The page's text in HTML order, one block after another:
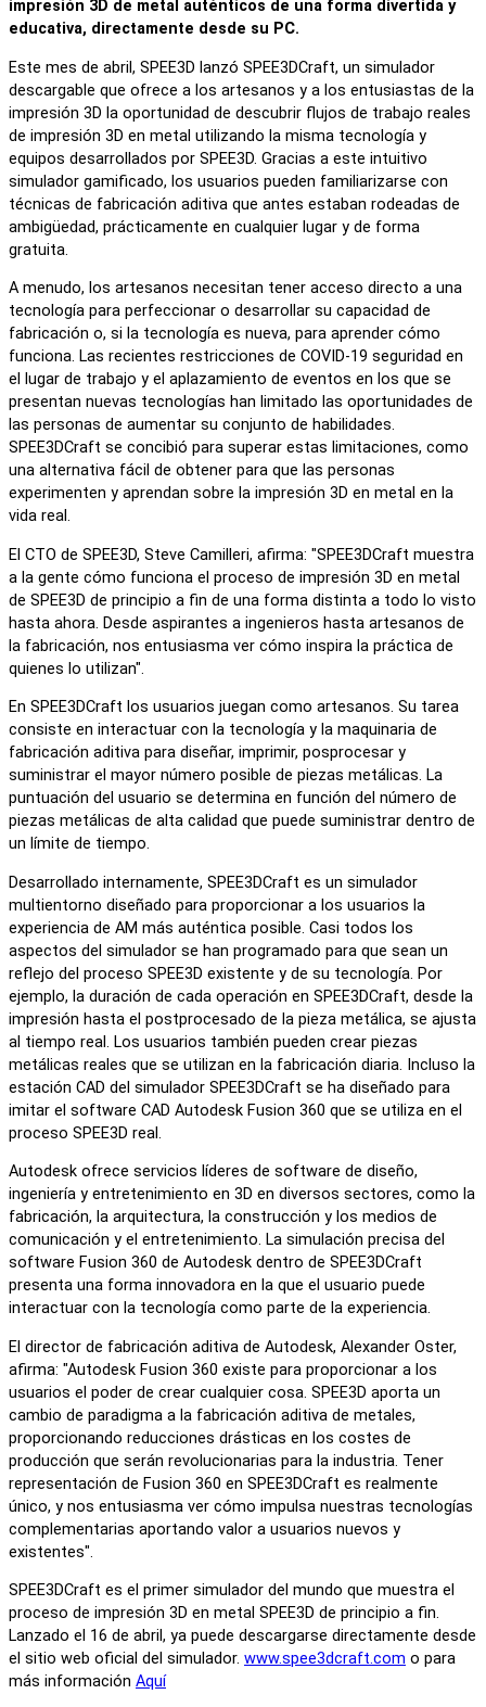
impresión 3D de metal auténticos de una forma divertida y
educativa, directamente desde su PC.
Este mes de abril, SPEE3D lanzó SPEE3DCraft, un simulador
descargable que ofrece a los artesanos y a los entusiastas de la
impresión 3D la oportunidad de descubrir flujos de trabajo reales
de impresión 3D en metal utilizando la misma tecnología y
equipos desarrollados por SPEE3D. Gracias a este intuitivo
simulador gamificado, los usuarios pueden familiarizarse con
técnicas de fabricación aditiva que antes estaban rodeadas de
ambigüedad, prácticamente en cualquier lugar y de forma
gratuita.
A menudo, los artesanos necesitan tener acceso directo a una
tecnología para perfeccionar o desarrollar su capacidad de
fabricación o, si la tecnología es nueva, para aprender cómo
funciona. Las recientes restricciones de COVID-19 seguridad en
el lugar de trabajo y el aplazamiento de eventos en los que se
presentan nuevas tecnologías han limitado las oportunidades de
las personas de aumentar su conjunto de habilidades.
SPEE3DCraft se concibió para superar estas limitaciones, como
una alternativa fácil de obtener para que las personas
experimenten y aprendan sobre la impresión 3D en metal en la
vida real.
El CTO de SPEE3D, Steve Camilleri, afirma: "SPEE3DCraft muestra
a la gente cómo funciona el proceso de impresión 3D en metal
de SPEE3D de principio a fin de una forma distinta a todo lo visto
hasta ahora. Desde aspirantes a ingenieros hasta artesanos de
la fabricación, nos entusiasma ver cómo inspira la práctica de
quienes lo utilizan".
En SPEE3DCraft los usuarios juegan como artesanos. Su tarea
consiste en interactuar con la tecnología y la maquinaria de
fabricación aditiva para diseñar, imprimir, posprocesar y
suministrar el mayor número posible de piezas metálicas. La
puntuación del usuario se determina en función del número de
piezas metálicas de alta calidad que puede suministrar dentro de
un límite de tiempo.
Desarrollado internamente, SPEE3DCraft es un simulador
multientorno diseñado para proporcionar a los usuarios la
experiencia de AM más auténtica posible. Casi todos los
aspectos del simulador se han programado para que sean un
reflejo del proceso SPEE3D existente y de su tecnología. Por
ejemplo, la duración de cada operación en SPEE3DCraft, desde la
impresión hasta el postprocesado de la pieza metálica, se ajusta
al tiempo real. Los usuarios también pueden crear piezas
metálicas reales que se utilizan en la fabricación diaria. Incluso la
estación CAD del simulador SPEE3DCraft se ha diseñado para
imitar el software CAD Autodesk Fusion 360 que se utiliza en el
proceso SPEE3D real.
Autodesk ofrece servicios líderes de software de diseño,
ingeniería y entretenimiento en 3D en diversos sectores, como la
fabricación, la arquitectura, la construcción y los medios de
comunicación y el entretenimiento. La simulación precisa del
software Fusion 360 de Autodesk dentro de SPEE3DCraft
presenta una forma innovadora en la que el usuario puede
interactuar con la tecnología como parte de la experiencia.
El director de fabricación aditiva de Autodesk, Alexander Oster,
afirma: "Autodesk Fusion 360 existe para proporcionar a los
usuarios el poder de crear cualquier cosa. SPEE3D aporta un
cambio de paradigma a la fabricación aditiva de metales,
proporcionando reducciones drásticas en los costes de
producción que serán revolucionarias para la industria. Tener
representación de Fusion 360 en SPEE3DCraft es realmente
único, y nos entusiasma ver cómo impulsa nuestras tecnologías
complementarias aportando valor a usuarios nuevos y
existentes".
SPEE3DCraft es el primer simulador del mundo que muestra el
proceso de impresión 3D en metal SPEE3D de principio a fin.
Lanzado el 16 de abril, ya puede descargarse directamente desde
el sitio web oficial del simulador. www.spee3dcraft.com o para
más información Aquí